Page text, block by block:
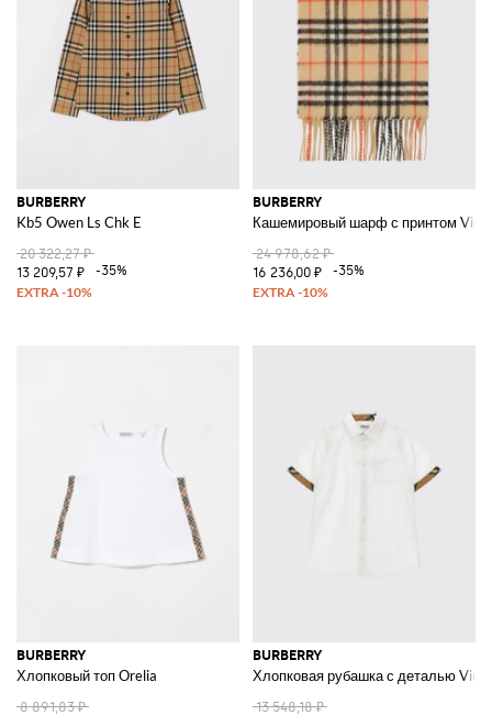
Открой для себя наш каталог, чтобы узнать больше о том, как купить
Burberryонлайн с возможностью бесплатной доставки на Giglio.com
Смотреть всеBURBERRY
BURBERRY
Kb5 Owen Ls Chk E
20 322,27 ₽
13 209,57 ₽
-35%
BURBERRY
Кашемировый шарф с принтом
24 978,62 ₽
16 236,00 ₽
-35%
BURBERRY
Хлопковый топ Orelia
8 891,83 ₽
BURBERRY
Хлопковая рубашка с деталью
13 548,18 ₽